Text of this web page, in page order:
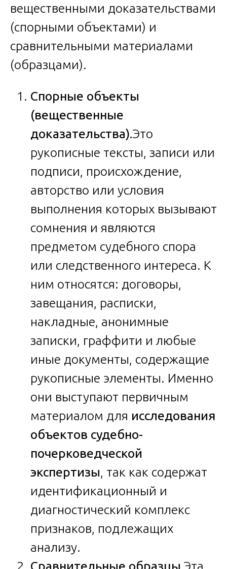
вещественными доказательствами
(спорными объектами) и
сравнительными материалами
(образцами).
Спорные объекты
(вещественные
доказательства).Это
рукописные тексты, записи или
подписи, происхождение,
авторство или условия
выполнения которых вызывают
сомнения и являются
предметом судебного спора
или следственного интереса. К
ним относятся: договоры,
завещания, расписки,
накладные, анонимные
записки, граффити и любые
иные документы, содержащие
рукописные элементы. Именно
они выступают первичным
материалом для исследования
объектов судебно-
почерковедческой
экспертизы, так как содержат
идентификационный и
диагностический комплекс
признаков, подлежащих
анализу.
Сравнительные образцы. Эта